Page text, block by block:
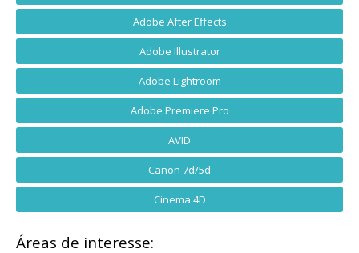
Adobe After Effects
Adobe Illustrator
Adobe Lightroom
Adobe Premiere Pro
AVID
Canon 7d/5d
Cinema 4D
Áreas de interesse: